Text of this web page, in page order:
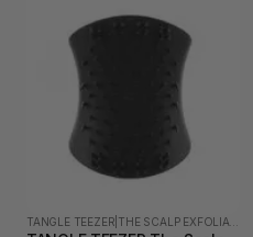
TANGLE TEEZER THE SCALP EXFOLIATOR AND MASSAGER